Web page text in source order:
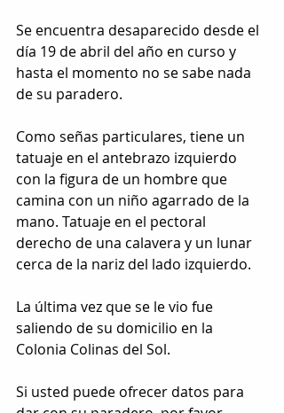
Se encuentra desaparecido desde el
día 19 de abril del año en curso y
hasta el momento no se sabe nada
de su paradero.
Como señas particulares, tiene un
tatuaje en el antebrazo izquierdo
con la figura de un hombre que
camina con un niño agarrado de la
mano. Tatuaje en el pectoral
derecho de una calavera y un lunar
cerca de la nariz del lado izquierdo.
La última vez que se le vio fue
saliendo de su domicilio en la
Colonia Colinas del Sol.
Si usted puede ofrecer datos para